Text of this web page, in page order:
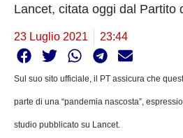
Lancet, citata oggi dal Partito
23 Luglio 2021 23:44
Sul suo sito ufficiale, il PT assicura che
parte di una “pandemia nascosta”,
studio pubblicato su Lancet.